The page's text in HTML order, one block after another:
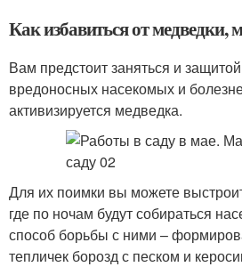
Как избавиться от медведки,
Вам предстоит заняться и
вредоносных насекомых и
активизируется медведка.
Для их поимки вы можете
где по ночам будут собираться
способ борьбы с ними –
тепличек борозд с песком и